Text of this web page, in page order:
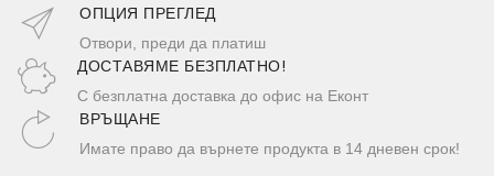
ОПЦИЯ ПРЕГЛЕД
Отвори, преди да платиш
ДОСТАВЯМЕ БЕЗПЛАТНО!
С безплатна доставка до офис на Еконт
ВРЪЩАНЕ
Имате право да върнете продукта в 14 дневен срок!